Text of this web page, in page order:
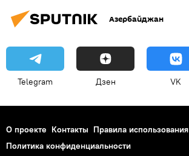
Азербайджан
Telegram Дзен VK
О проекте Контакты Правила использования
Политика конфиденциальности